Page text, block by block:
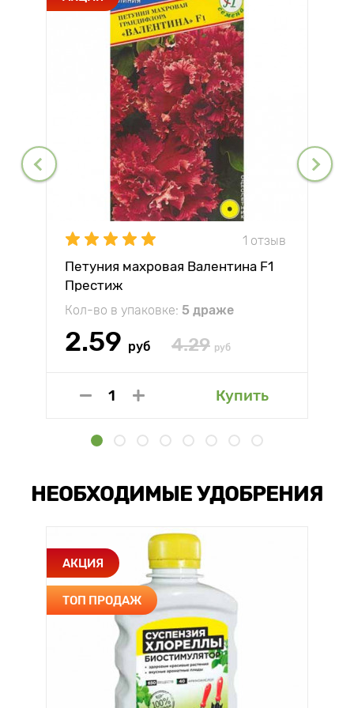
1 отзыв
Петуния махровая Валентина F1
Престиж
Кол-во в упаковке: 5 драже
2.59 руб 4.29 руб
Купить
НЕОБХОДИМЫЕ УДОБРЕНИЯ
АКЦИЯ
ТОП ПРОДАЖ